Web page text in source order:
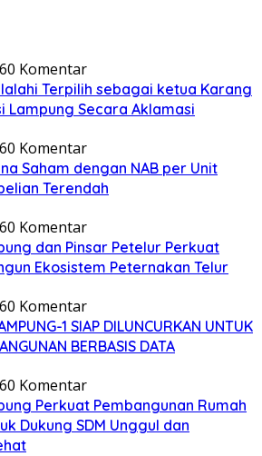
0 Komentar
Terpilih sebagai ketua Karang
Lampung Secara Aklamasi
0 Komentar
Saham dengan NAB per Unit
Terendah
0 Komentar
dan Pinsar Petelur Perkuat
Ekosistem Peternakan Telur
0 Komentar
1 SIAP DILUNCURKAN UNTUK
BERBASIS DATA
0 Komentar
Perkuat Pembangunan Rumah
Dukung SDM Unggul dan